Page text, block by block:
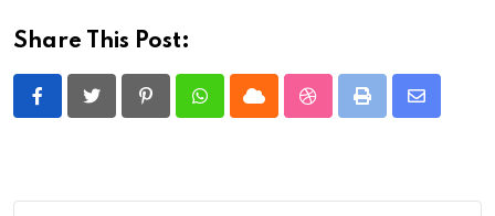
Share This Post:
PinterestWhatsappCloud StumbleUpon
Print
Share